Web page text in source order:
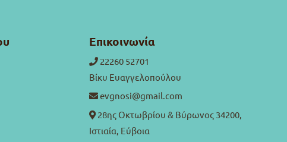
Επικοινωνία
22260 52701
Βίκυ Ευαγγελοπούλου
evgnosi@gmail.com
28ης Οκτωβρίου & Βύρωνος 34200,
Ιστιαία, Εύβοια